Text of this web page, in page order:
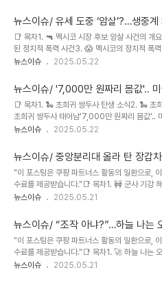
심은 '언제 ..
스로 대피 본 영상은 화성 동탄에서 발생한 흉기
다. 새벽 시간, 술에 취한 40대 중국 국적남성
흉기를 들고 달려드는 아찔한 상황이 cctv에 포
들이 신속하게 대피하여 다행히 부상자는 없었
어질 뻔한 사건이었습니다 경찰은 코드 제로를
은 묻지마 범..
뉴스이슈/ 유세 도중 ‘암살’?…생중계
코
📑 목차1. 🔫 멕시코 시장 후보 암살 사건의 개
된 정치적 폭력 사건3. 😱 멕시코의 정치적 폭
멕시코에서의 정치 폭력 현황유세 도중 ‘암살’?…
발생했으며, 이 장면이 sns를 통해 생중계되어
있습니다. 이번 사건은 멕시코의 고질적인 문제
된 정치인 암살의 현실을 여실히 보여줍니다. 마
해가 되는 정치인들을 표적으로 삼고 있으며, 특
이러한 폭력 사태가 빈번하게 발생하고 있습니다
요청하고 있지만, ..
뉴스이슈 2025.05.22
뉴스이슈/ '7,000만 원짜리 몸값'..
두사 태어나
📑 목차1. 🐍 초희귀 쌍두사 탄생 소식2. 🐍 초
초희귀 쌍두사 태어남'7,000만 원짜리 몸값'..
태어나 미국에서 태어난 초희귀 쌍두사에 대한
하다고 합니다. 직원들의 예상과 달리, 이 뱀은
하게 자라고 있으며, 1년 이상 생존 시 7천만 원
으로 예상됩니다. 이 영상은 희귀한 자연 현상을
가치에 대해 생각하게 합니다.1. 🐍 초희귀 쌍두
태어난 쌍두사는 전설이나 상상 속 존재가 아니
은..
뉴스이슈 2025.05.22
뉴스이슈/ 중앙분리대 올라 탄 장갑
‘기강 해이’
"이 포스팅은 쿠팡 파트너스 활동의 일환으로,
수료를 제공받습니다."📑 목차1. 🚧 군사 기강
장갑차 사고와 관련된 안전 조치3. 🚨 군 사고와
사고 ‘기강 해이 최근 잇따른 군 관련 사고 소식
스 보도입니다. 충북 충주에서 육군 장갑차가 중
올라타는 사고가 발생했습니다. 조향 장치이상
위해 이동 중 발생했습니다. 이 사고 외에도 포
창 경공격기 기총 포드 투하 실수등 잇따른 군 사
뉴스이슈 2025.05.21
뉴스이슈/ “조작 아냐?”…하늘 나는
박
"이 포스팅은 쿠팡 파트너스 활동의 일환으로,
수료를 제공받습니다."📑 목차1. 🚀 하늘 나는
🚁 하늘 나는 오토바이 개발 현황3. 🚀 하늘 나
뉴스이슈 2025.05.21